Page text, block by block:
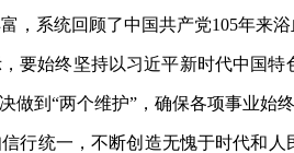
，系统回顾了中国共产党105年来
要始终坚持以习近平新时代中国
做到“两个维护”，确保各项事业
行统一，不断创造无愧于时代和